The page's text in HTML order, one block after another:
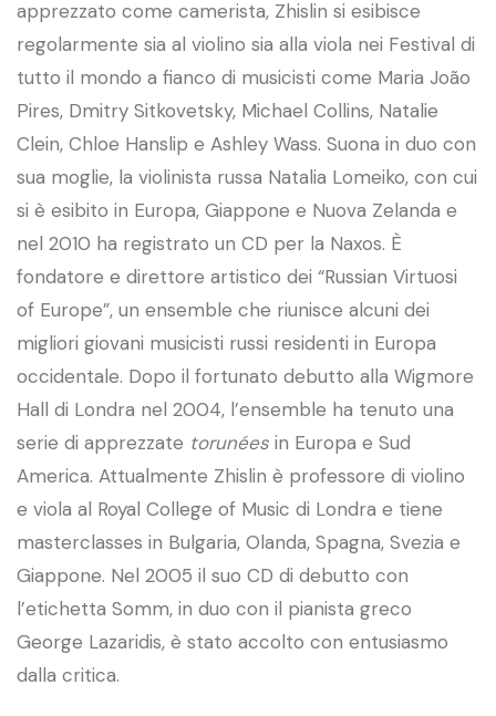
apprezzato come camerista, Zhislin si esibisce
regolarmente sia al violino sia alla viola nei Festival di
tutto il mondo a fianco di musicisti come Maria João
Pires, Dmitry Sitkovetsky, Michael Collins, Natalie
Clein, Chloe Hanslip e Ashley Wass. Suona in duo con
sua moglie, la violinista russa Natalia Lomeiko, con cui
si è esibito in Europa, Giappone e Nuova Zelanda e
nel 2010 ha registrato un CD per la Naxos. È
fondatore e direttore artistico dei “Russian Virtuosi
of Europe”, un ensemble che riunisce alcuni dei
migliori giovani musicisti russi residenti in Europa
occidentale. Dopo il fortunato debutto alla Wigmore
Hall di Londra nel 2004, l’ensemble ha tenuto una
serie di apprezzate torunées in Europa e Sud
America. Attualmente Zhislin è professore di violino
e viola al Royal College of Music di Londra e tiene
masterclasses in Bulgaria, Olanda, Spagna, Svezia e
Giappone. Nel 2005 il suo CD di debutto con
l’etichetta Somm, in duo con il pianista greco
George Lazaridis, è stato accolto con entusiasmo
dalla critica.